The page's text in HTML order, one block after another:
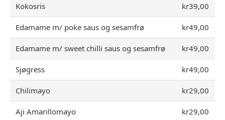
Kokosris kr39,00
Edamame m/ poke saus og sesamfrø kr49,00
Edamame m/ sweet chilli saus og sesamfrø kr49,00
Sjøgress kr49,00
Chilimayo kr29,00
Aji Amarillomayo kr29,00